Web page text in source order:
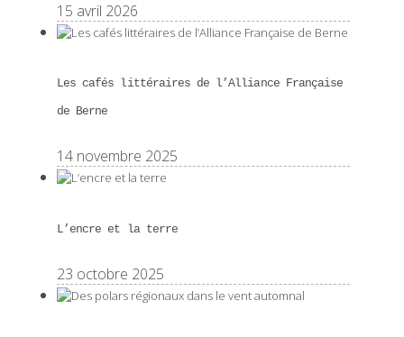
15 avril 2026
Les cafés littéraires de l’Alliance Française
de Berne
14 novembre 2025
L’encre et la terre
23 octobre 2025